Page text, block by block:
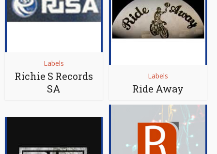
Labels
Richie S Records
SA
Labels
Ride Away